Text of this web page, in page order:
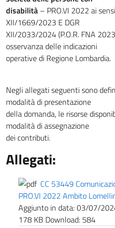
disabilità – PRO.VI 2022 ai
XII/1669/2023 E DGR
XII/2033/2024 (P.O.R. FNA
osservanza delle indicazioni
operative di Regione Lombardia.
Negli allegati seguenti sono
modalità di presentazione
della domanda, le risorse
modalità di assegnazione
dei contributi.
Allegati:
CC 53449
PRO.VI 2022 Ambito
Aggiunto in data:03/07/
178 KB Download: 584